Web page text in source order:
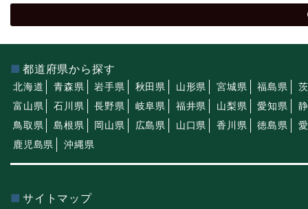
都道府県から探す
北海道 青森県 岩手県 秋田県 山形県 宮城県 福島県
富山県
石川県 長野県 岐阜県 福井県 山梨県 愛知県
鳥取県
島根県 岡山県 広島県 山口県 香川県 徳島県
鹿児島県
沖縄県
サイトマップ